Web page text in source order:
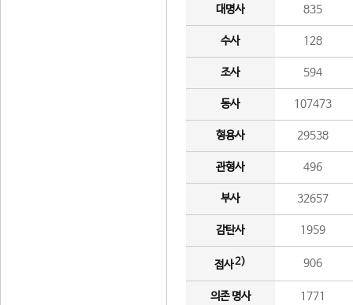
대명사 835
수사 128
조사 594
동사 107473
형용사 29538
관형사 496
부사 32657
감탄사 1959
접사2) 906
의존 명사 1771